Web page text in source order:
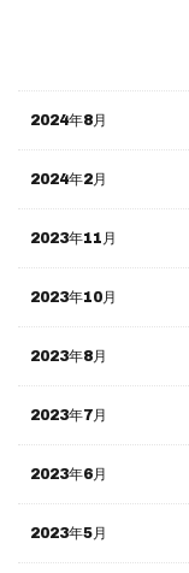
2024年8月
2024年2月
2023年11月
2023年10月
2023年8月
2023年7月
2023年6月
2023年5月